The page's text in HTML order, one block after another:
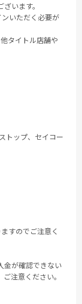
います。
いただく必要が
タイトル店舗や
トップ、セイコー
すのでご注意く
金が確認できない
注意ください。